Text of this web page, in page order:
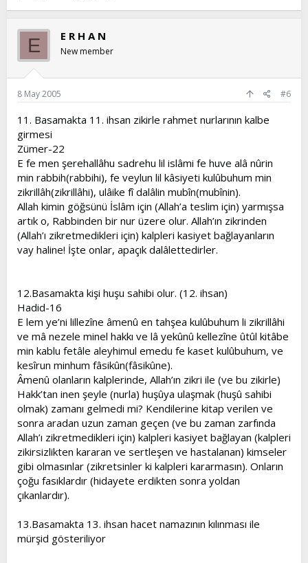
E E R H A N
New member
8 May 2005 #6
11. Basamakta 11. ihsan zikirle rahmet nurlarının kalbe
girmesi
Zümer-22
E fe men şerehallâhu sadrehu lil islâmi fe huve alâ nûrin
min rabbih(rabbihi), fe veylun lil kâsiyeti kulûbuhum min
zikrillâh(zikrillâhi), ulâike fî dalâlin mubîn(mubînin).
Allah kimin göğsünü İslâm için (Allah’a teslim için) yarmışsa
artık o, Rabbinden bir nur üzere olur. Allah’ın zikrinden
(Allah’ı zikretmedikleri için) kalpleri kasiyet bağlayanların
vay haline! İşte onlar, apaçık dalâlettedirler.
12.Basamakta kişi huşu sahibi olur. (12. ihsan)
Hadid-16
E lem ye’ni lillezîne âmenû en tahşea kulûbuhum li zikrillâhi
ve mâ nezele minel hakkı ve lâ yekûnû kellezîne ûtûl kitâbe
min kablu fetâle aleyhimul emedu fe kaset kulûbuhum, ve
kesîrun minhum fâsikûn(fâsikûne).
Âmenû olanların kalplerinde, Allah’ın zikri ile (ve bu zikirle)
Hakk’tan inen şeyle (nurla) huşûya ulaşmak (huşû sahibi
olmak) zamanı gelmedi mi? Kendilerine kitap verilen ve
sonra aradan uzun zaman geçen (ve bu zaman zarfında
Allah’ı zikretmedikleri için) kalpleri kasiyet bağlayan (kalpleri
zikirsizlikten kararan ve sertleşen ve hastalanan) kimseler
gibi olmasınlar (zikretsinler ki kalpleri kararmasın). Onların
çoğu fasıklardır (hidayete erdikten sonra yoldan
çıkanlardır).
13.Basamakta 13. ihsan hacet namazının kılınması ile
mürşid gösteriliyor